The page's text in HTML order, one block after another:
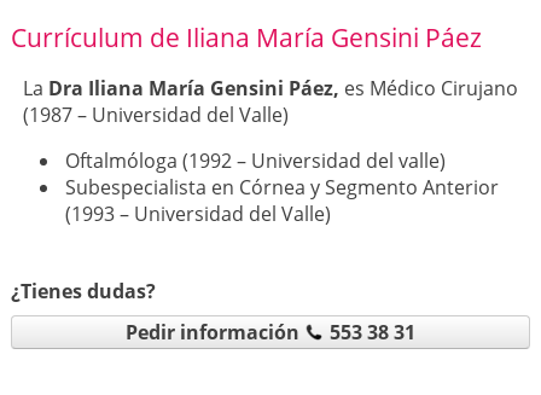
Currículum de Iliana María Gensini Páez
La Dra Iliana María Gensini Páez, es Médico Cirujano
(1987 – Universidad del Valle)
Oftalmóloga (1992 – Universidad del valle)
Subespecialista en Córnea y Segmento Anterior
(1993 – Universidad del Valle)
¿Tienes dudas?
Pedir información
553 38 31